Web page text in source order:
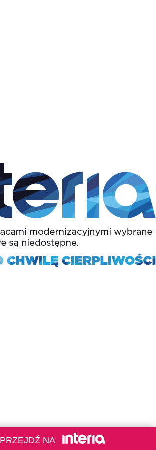
PRZEJDŹ NA